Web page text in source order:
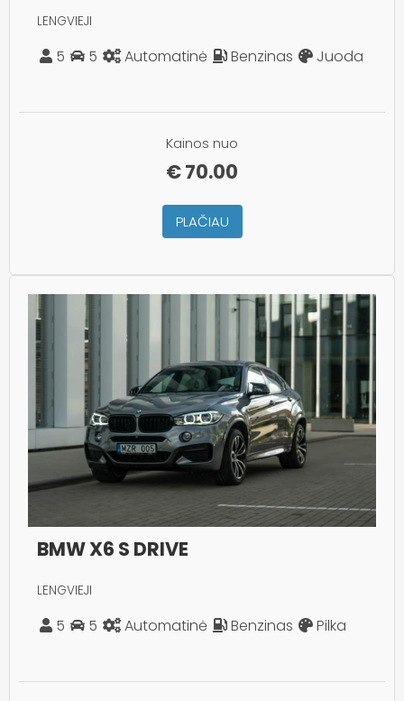
LENGVIEJI
5 5 Automatinė Benzinas Juoda
Kainos nuo
€70.00
PLAČIAU
BMW X6 S DRIVE
LENGVIEJI
5 5 Automatinė Benzinas Pilka